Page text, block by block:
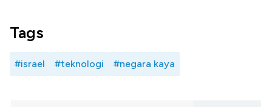
Tags
#israel #teknologi #negara kaya